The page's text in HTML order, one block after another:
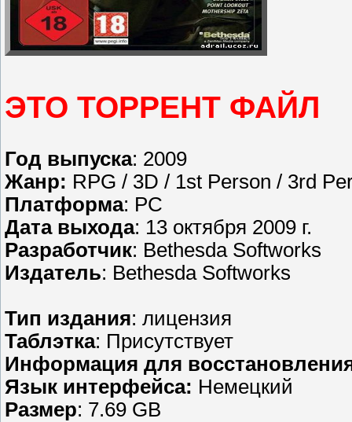
ЭТО ТОРРЕНТ ФАЙЛ
Год выпуска: 2009
Жанр: RPG / 3D / 1st Person / 3rd
Платформа: PC
Дата выхода: 13 октября 2009 г.
Разработчик: Bethesda Softworks
Издатель: Bethesda Softworks
Тип издания: лицензия
Таблэтка: Присутствует
Информация для
Язык интерфейса: Немецкий
Размер: 7.69 GB